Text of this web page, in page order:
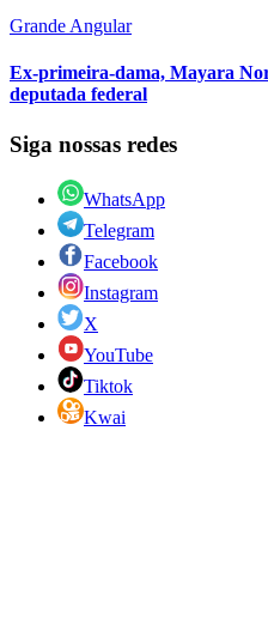
Grande Angular
Ex-primeira-dama, Mayara
deputada federal
Siga nossas redes
WhatsApp
Telegram
Facebook
Instagram
X
YouTube
Tiktok
Kwai